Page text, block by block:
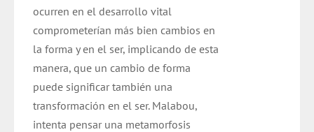
ocurren en el desarrollo vital
comprometerían más bien cambios en
la forma y en el ser, implicando de esta
manera, que un cambio de forma
puede significar también una
transformación en el ser. Malabou,
intenta pensar una metamorfosis